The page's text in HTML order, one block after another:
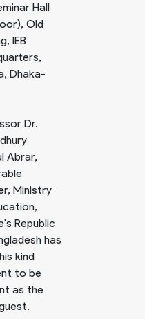
Hall
Old
IEB
Dhaka-
Dr.
Abrar,
Ministry
Republic
has
kind
to be
as the